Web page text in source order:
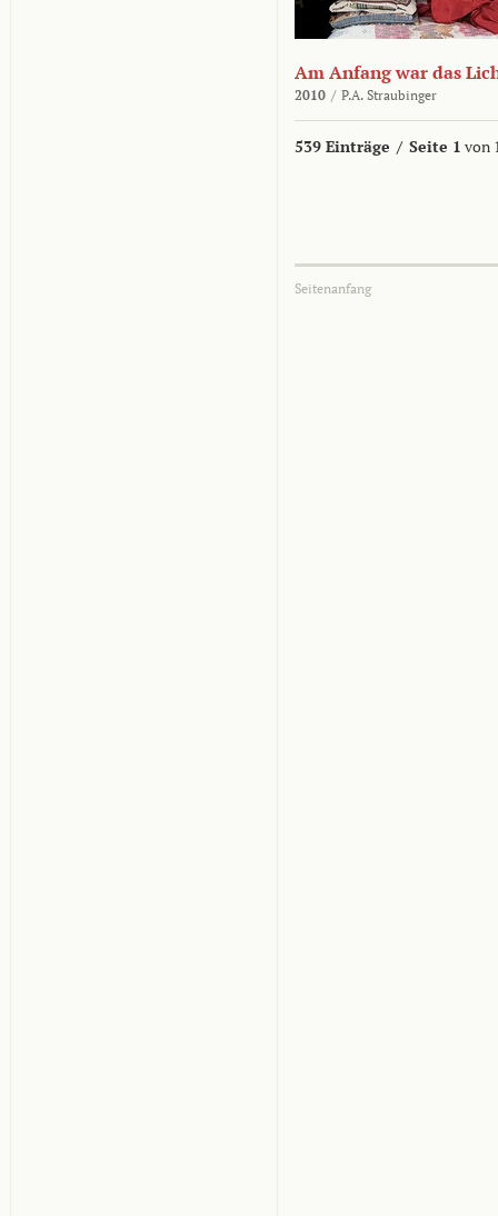
Am Anfang war das
2010 / P.A. Straubinger
539 Einträge / Seite 1 von
Seitenanfang